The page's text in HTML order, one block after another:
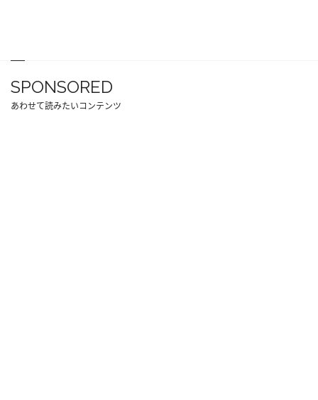
SPONSORED
あわせて読みたいコンテンツ